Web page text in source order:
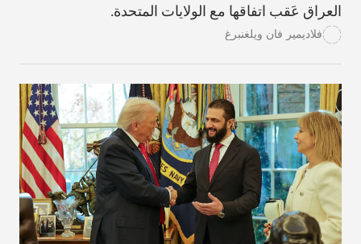
العراق عَقب اتفاقها مع الولايات المتحدة.
فلاديمير فان ويلغنبرغ